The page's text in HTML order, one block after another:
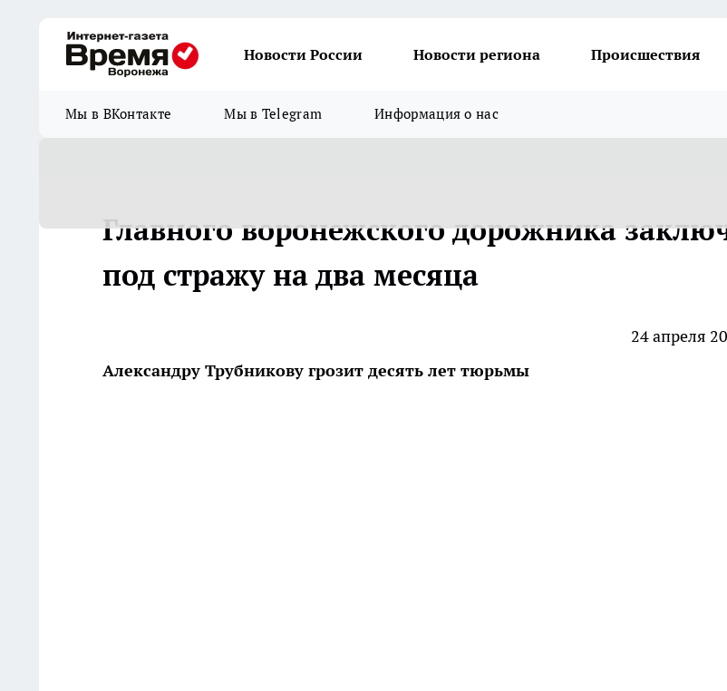
Новости России Новости региона Происшествия
Мы в ВКонтакте Мы в Telegram Информация о нас
Главного воронежского дорожника
под стражу на два месяца
24 апреля
Александру Трубникову грозит десять лет тюрьмы